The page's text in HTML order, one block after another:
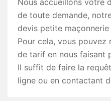
Nous accueillons votre
de toute demande,
devis petite
Pour cela, vous pouvez
de tarif en nous faisant
Il suffit de faire la
ligne ou en contactant